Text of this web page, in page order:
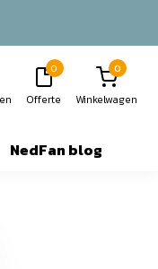
0
Offerte
0
Winkelwagen
NedFan blog